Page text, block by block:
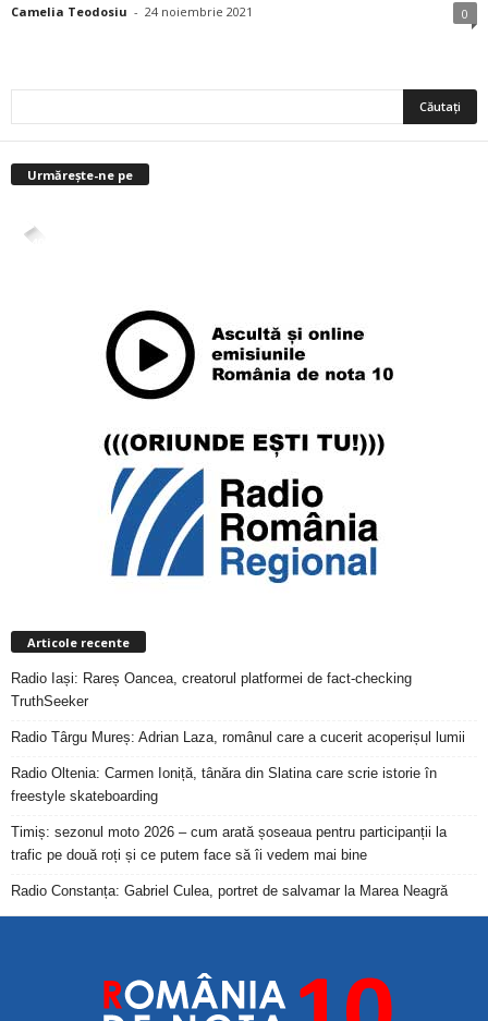
Camelia Teodosiu - 24 noiembrie 2021 0
Urmărește-ne pe
4,400
Articole recente
Radio Iași: Rareș Oancea, creatorul platformei de fact-checking
TruthSeeker
Radio Târgu Mureș: Adrian Laza, românul care a cucerit acoperișul lumii
Radio Oltenia: Carmen Ioniță, tânăra din Slatina care scrie istorie în
freestyle skateboarding
Timiș: sezonul moto 2026 – cum arată șoseaua pentru participanții la
trafic pe două roți și ce putem face să îi vedem mai bine
Radio Constanța: Gabriel Culea, portret de salvamar la Marea Neagră